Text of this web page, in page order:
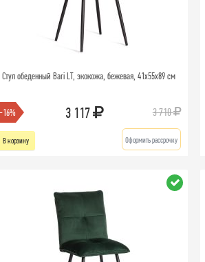
Стул обеденный Bari LT, экокожа, бежевая, 41х55х89 см
-16% 3 117 3 710
В корзину Оформить рассрочку